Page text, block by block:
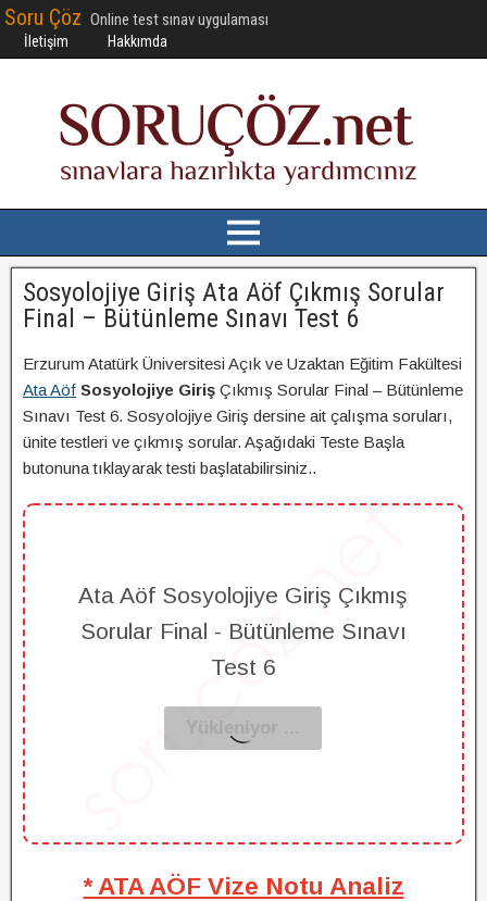
Soru Çöz Online test sınav uygulaması
İletişim Hakkımda
Sosyolojiye Giriş Ata Aöf Çıkmış Sorular
Final – Bütünleme Sınavı Test 6
Erzurum Atatürk Üniversitesi Açık ve Uzaktan Eğitim Fakültesi
Ata Aöf Sosyolojiye Giriş Çıkmış Sorular Final – Bütünleme
Sınavı Test 6. Sosyolojiye Giriş dersine ait çalışma soruları,
ünite testleri ve çıkmış sorular. Aşağıdaki Teste Başla
butonuna tıklayarak testi başlatabilirsiniz..
Ata Aöf Sosyolojiye Giriş Çıkmış
Sorular Final - Bütünleme Sınavı
Test 6
* ATA AÖF Vize Notu Analiz